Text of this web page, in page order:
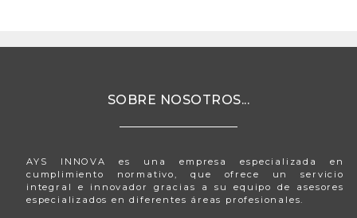
SOBRE NOSOTROS...
AYS INNOVA es una empresa especializada en
cumplimiento normativo, que ofrece un servicio
integral e innovador gracias a su equipo de asesores
especializados en diferentes áreas profesionales.